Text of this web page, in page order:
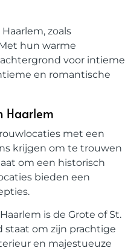
zoals
hun warme
voor intieme
en romantische
Haarlem
met een
krijgen om te trouwen
om een historisch
bieden een
is de Grote of St.
staat om zijn prachtige
en majestueuze